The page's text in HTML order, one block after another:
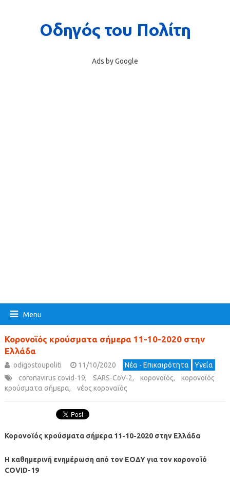
Ads by Google
Menu
Κορονοϊός κρούσματα σήμερα 11-10-2020 στην
Ελλάδα
odigostoupoliti 11/10/2020 Νέα - Επικαιρότητα
Υγεία
coronavirus covid-19, SARS-CoV-2, κορονοϊός,
κορονοϊός
κρούσματα σήμερα, νέος κοροναϊός
Κορονοϊός κρούσματα σήμερα 11-10-2020 στην Ελλάδα
Η καθημερινή ενημέρωση από τον ΕΟΔΥ για τον κορονοϊό
COVID-19